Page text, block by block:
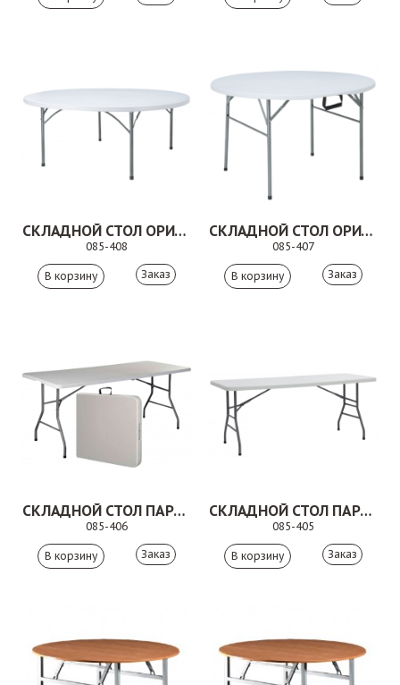
СКЛАДНОЙ СТОЛ ОРИГАНО ДУ
085-408
Заказ
СКЛАДНОЙ СТОЛ ОРИГАНО
085-407
Заказ
СКЛАДНОЙ СТОЛ ПАРРИАНТ
085-406
Заказ
СКЛАДНОЙ СТОЛ ПАРРИАНТ ДУ
085-405
Заказ